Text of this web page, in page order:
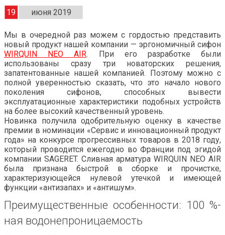
19 июня 2019
Мы в очередной раз можем с гордостью представить
новый продукт нашей компании — эргономичный сифон
WIRQUIN NEO AIR. При его разработке были
использованы сразу три новаторских решения,
запатентованные нашей компанией. Поэтому можно с
полной уверенностью сказать, что это начало нового
поколения сифонов, способных вывести
эксплуатационные характеристики подобных устройств
на более высокий качественный уровень.
Новинка получила одобрительную оценку в качестве
премии в номинации «Сервис и инновационный продукт
года» на конкурсе прогрессивных товаров в 2018 году,
который проводится ежегодно во Франции под эгидой
компании SAGERET. Сливная арматура WIRQUIN NEO AIR
была признана быстрой в сборке и прочистке,
характеризующейся нулевой утечкой и имеющей
функции «антизапах» и «антишум».
Преимущественные особенности: 100 %-
ная водонепроницаемость